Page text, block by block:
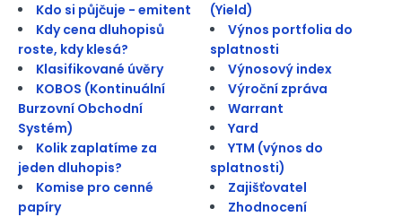
Kdo si půjčuje - emitent
Kdy cena dluhopisů
roste, kdy klesá?
Klasifikované úvěry
KOBOS (Kontinuální
Burzovní Obchodní
Systém)
Kolik zaplatíme za
jeden dluhopis?
Komise pro cenné
papíry
(Yield)
Výnos portfolia do
splatnosti
Výnosový index
Výroční zpráva
Warrant
Yard
YTM (výnos do
splatnosti)
Zajišťovatel
Zhodnocení